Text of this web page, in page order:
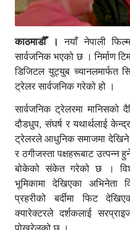
काठमाडौँ ।
नयाँ नेपाली
सार्वजनिक भएको छ । निर्माण
डिजिटल युट्युब च्यानलमार्फत
ट्रेलर सार्वजनिक गरेको हो ।
सार्वजनिक ट्रेलरमा मानिसको
दौडधुप, संघर्ष र यथार्थलाई
ट्रेलरले आधुनिक समाजमा
र ठगीजस्ता पक्षहरूबाट
बोकेको संकेत गरेको छ ।
भूमिकामा देखिएका अभिनेता
प्रहरीको बर्दीमा फिट
क्यारेक्टरले दर्शकलाई